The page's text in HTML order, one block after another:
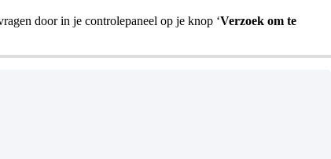
door in je controlepaneel op je knop ‘Verzoek om te